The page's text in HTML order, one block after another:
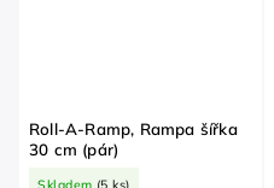
Roll-A-Ramp, Rampa šířka
30 cm (pár)
Skladem (5 ks)